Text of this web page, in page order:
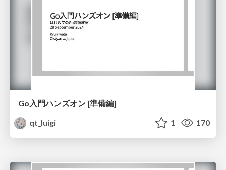
Go入門ハンズオン [準備編]
qt_luigi
1 170